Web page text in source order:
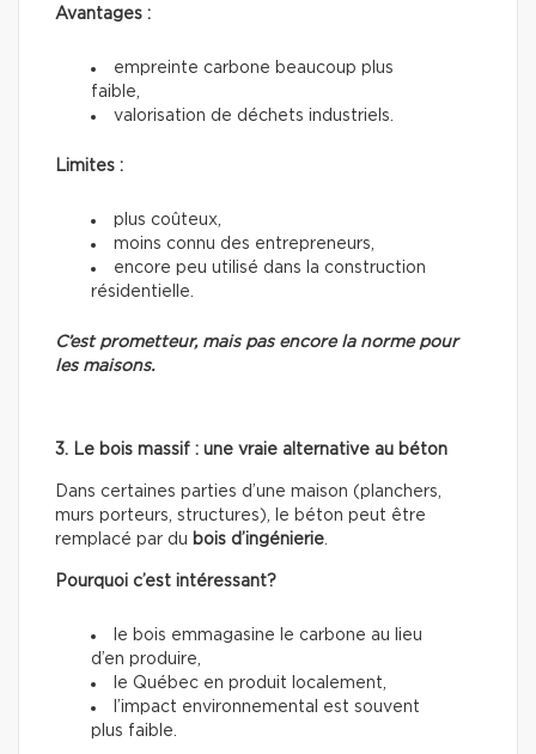
Avantages :
empreinte carbone beaucoup plus
faible,
valorisation de déchets industriels.
Limites :
plus coûteux,
moins connu des entrepreneurs,
encore peu utilisé dans la construction
résidentielle.
C’est prometteur, mais pas encore la norme pour
les maisons.
3. Le bois massif : une vraie alternative au béton
Dans certaines parties d’une maison (planchers,
murs porteurs, structures), le béton peut être
remplacé par du bois d’ingénierie.
Pourquoi c’est intéressant?
le bois emmagasine le carbone au lieu
d’en produire,
le Québec en produit localement,
l’impact environnemental est souvent
plus faible.